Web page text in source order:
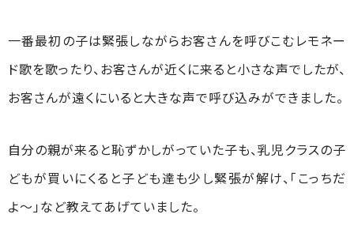
一番最初の子は緊張しながらお客さんを呼びこむレモネー
ド歌を歌ったり、お客さんが近くに来ると小さな声でしたが、
お客さんが遠くにいると大きな声で呼び込みができました。
自分の親が来ると恥ずかしがっていた子も、乳児クラスの子
どもが買いにくると子ども達も少し緊張が解け、「こっちだ
よ～」など教えてあげていました。